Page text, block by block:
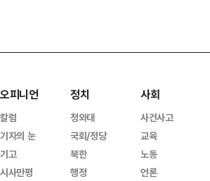
오피니언
칼럼
기자의 눈
기고
시사만평
정치
청와대
국회/정당
북한
행정
사회
사건사고
교육
노동
언론